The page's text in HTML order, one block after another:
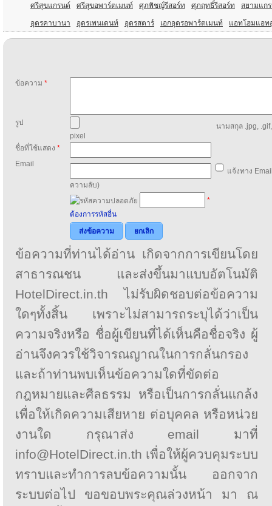
ศรีสุขแกรนด์ ศรีสุขอพาร์ตเมนท์ ศุภพิชญ์รีสอร์ท ศุภฤทธิ์รีสอร์ท สยามแก
อุดรคาบานา อุดรเพนเดนท์ อุดรสตาร์ เอกอุดรอพาร์ตเมนท์ แอทโฮมแอท
ข้อความ *
รูป
นามสกุล .jpg,
pixel
ชื่อที่ใช้แสดง *
Email
แจ้งทาง
ความลับ)
*
ต้องการรหัสอื่น
ส่งข้อความ
ยกเลิก
ข้อความที่ท่านได้อ่าน เกิดจากการเขียนโดย
สาธารณชน และส่งขึ้นมาแบบอัตโนมัติ
HotelDirect.in.th ไม่รับผิดชอบต่อข้อความ
ใดๆทั้งสิ้น เพราะไม่สามารถระบุได้ว่าเป็น
ความจริงหรือ ชื่อผู้เขียนที่ได้เห็นคือชื่อจริง ผู้
อ่านจึงควรใช้วิจารณญาณในการกลั่นกรอง
และถ้าท่านพบเห็นข้อความใดที่ขัดต่อ
กฎหมายและศีลธรรม หรือเป็นการกลั่นแกล้ง
เพื่อให้เกิดความเสียหาย ต่อบุคคล หรือหน่วย
งานใด กรุณาส่ง email มาที่
info@HotelDirect.in.th เพื่อให้ผู้ควบคุมระบบ
ทราบและทำการลบข้อความนั้น ออกจาก
ระบบต่อไป ขอขอบพระคุณล่วงหน้า มา ณ